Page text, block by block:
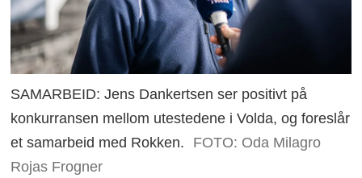
SAMARBEID: Jens Dankertsen ser positivt på
konkurransen mellom utestedene i Volda, og foreslår
et samarbeid med Rokken.
FOTO: Oda Milagro
Rojas Frogner